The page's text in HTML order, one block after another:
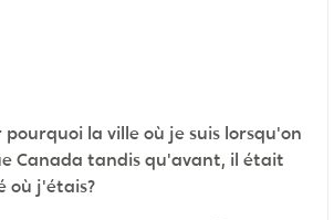
la ville où je suis lorsqu'on
Canada tandis qu'avant, il était
où j'étais?